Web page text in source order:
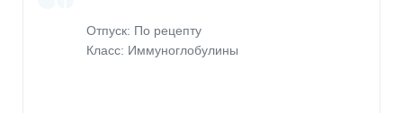
Отпуск: По рецепту
Класс: Иммуноглобулины